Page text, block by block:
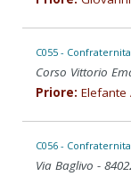
C055 -
Corso Vittorio
Priore: Elefante
C056 -
Via Baglivo -